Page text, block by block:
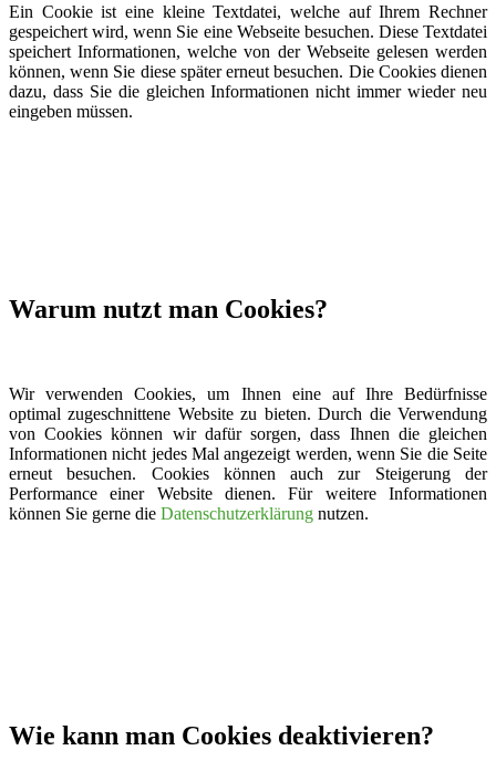
Ein Cookie ist eine kleine Textdatei, welche auf Ihrem Rechner
gespeichert wird, wenn Sie eine Webseite besuchen. Diese Textdatei
speichert Informationen, welche von der Webseite gelesen werden
können, wenn Sie diese später erneut besuchen. Die Cookies dienen
dazu, dass Sie die gleichen Informationen nicht immer wieder neu
eingeben müssen.
Warum nutzt man Cookies?
Wir verwenden Cookies, um Ihnen eine auf Ihre Bedürfnisse
optimal zugeschnittene Website zu bieten. Durch die Verwendung
von Cookies können wir dafür sorgen, dass Ihnen die gleichen
Informationen nicht jedes Mal angezeigt werden, wenn Sie die Seite
erneut besuchen. Cookies können auch zur Steigerung der
Performance einer Website dienen. Für weitere Informationen
können Sie gerne die Datenschutzerklärung nutzen.
Wie kann man Cookies deaktivieren?